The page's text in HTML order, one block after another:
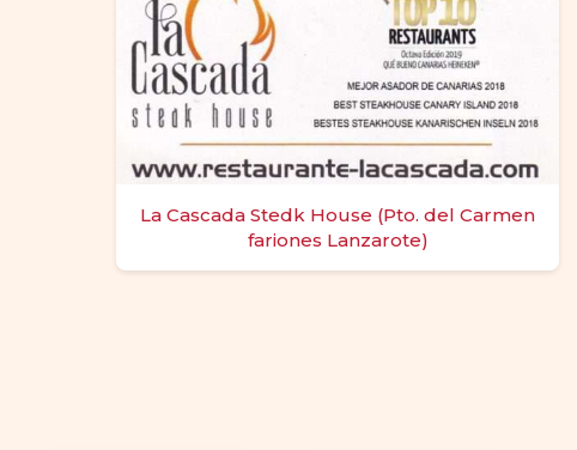
La Cascada Stedk House (Pto. del Carmen
fariones Lanzarote)